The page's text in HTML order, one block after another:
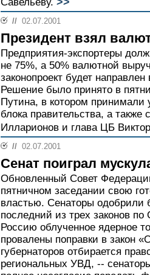
// 02.07.2001
Президент взял
Предприятия-экспортеры
не 75%, а 50% валютной
законопроект будет
Решение было принято в
Путина, в котором принимали
блока правительства, а также
Илларионов и глава ЦБ
// 02.07.2001
Сенат поиграл
Обновленный Совет
пятничном заседании свою
властью. Сенаторы одобрили
последний из трех законов
Россию облученное ядерное
провалены поправки в закон
губернаторов отбирается
региональных УВД, --